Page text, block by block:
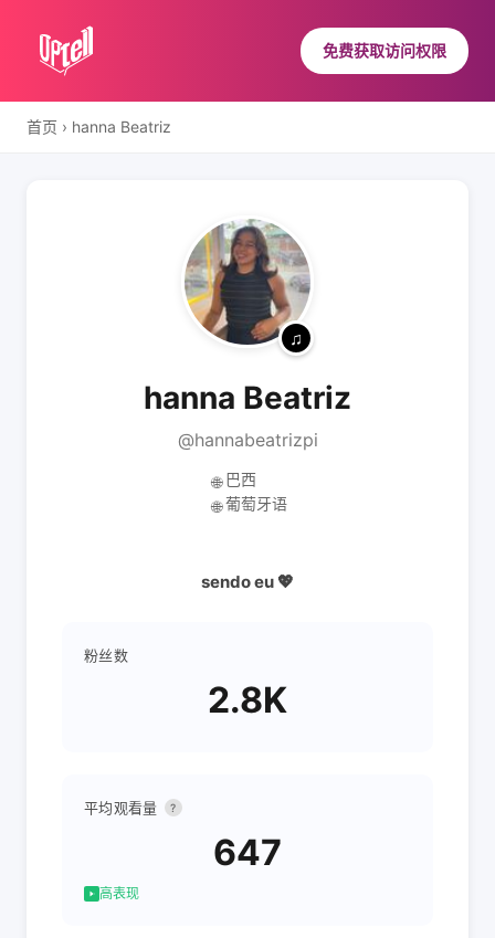
免费获取访问权限
首页 › hanna Beatriz
hanna Beatriz
@hannabeatrizpi
🌐 巴西
🌐 葡萄牙语
sendo eu 💖
粉丝数
2.8K
平均观看量 ?
647
高表现